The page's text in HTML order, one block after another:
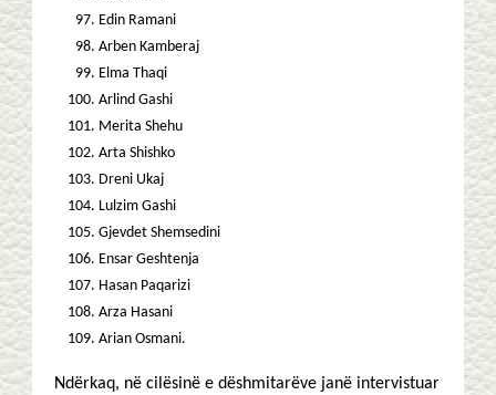
Edin Ramani
Arben Kamberaj
Elma Thaqi
Arlind Gashi
Merita Shehu
Arta Shishko
Dreni Ukaj
Lulzim Gashi
Gjevdet Shemsedini
Ensar Geshtenja
Hasan Paqarizi
Arza Hasani
Arian Osmani.
Ndërkaq, në cilësinë e dëshmitarëve janë intervistuar